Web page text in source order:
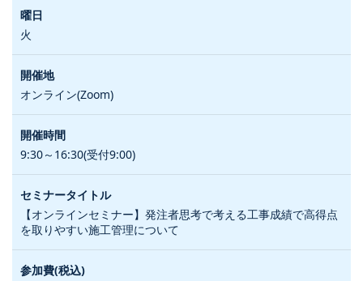
火
オンライン(Zoom)
9:30～16:30(受付9:00)
【オンラインセミナー】発注者思考で考える工事成績で高得点
を取りやすい施工管理について